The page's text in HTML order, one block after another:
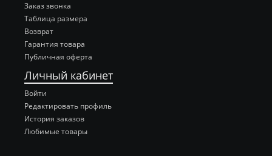
Заказ звонка
Таблица размера
Возврат
Гарантия товара
Публичная оферта
Личный кабинет
Войти
Редактировать профиль
История заказов
Любимые товары